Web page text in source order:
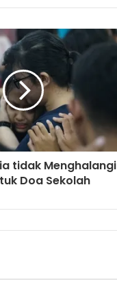
tidak Menghalangi
Doa Sekolah